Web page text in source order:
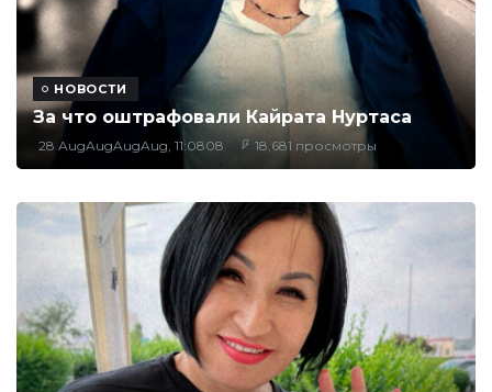
НОВОСТИ
За что оштрафовали Кайрата Нуртаса
28 AugAugAugAug, 11:0808 18,681 просмотры